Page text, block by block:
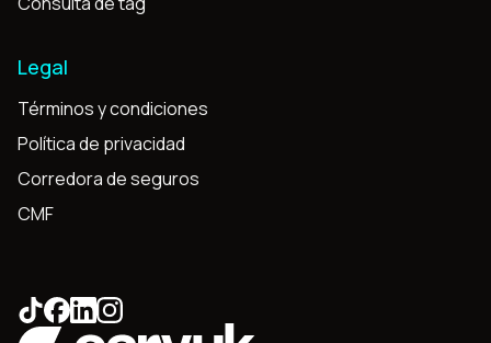
Legal
Términos y condiciones
Política de privacidad
Corredora de seguros
CMF